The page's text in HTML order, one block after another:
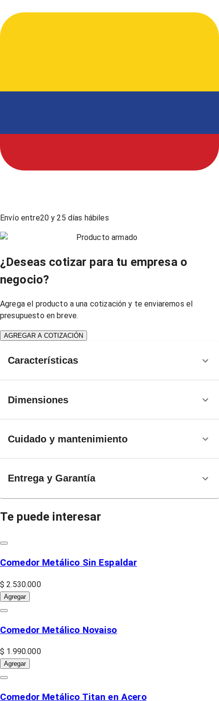
Envío entre20y25 días hábiles
Producto armado
¿Deseas cotizar para tu empresa o
negocio?
Agrega el producto a una cotización y te enviaremos el
presupuesto en breve.
AGREGAR A COTIZACIÓN
Características
Dimensiones
Cuidado y mantenimiento
Entrega y Garantía
Te puede interesar
Comedor Metálico Sin Espaldar
$ 2.530.000
Agregar
Comedor Metálico Novaiso
$ 1.990.000
Agregar
Comedor Metálico Titan en Acero